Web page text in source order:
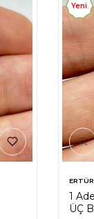
Yeni
1
ÜÇ